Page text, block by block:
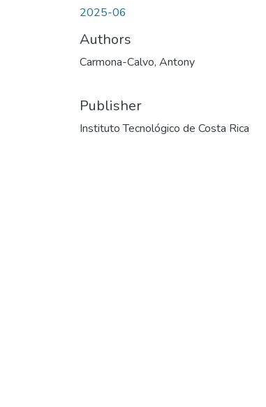
2025-06
Authors
Carmona-Calvo, Antony
Publisher
Instituto Tecnológico de Costa Rica